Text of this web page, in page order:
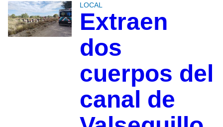
LOCAL
Extraen
dos
cuerpos del
canal de